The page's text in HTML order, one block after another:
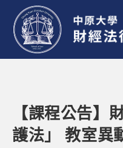
【課程公告】
護法」 教室異